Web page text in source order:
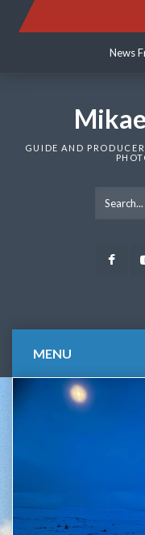
News
News
GUIDE AND
MENU